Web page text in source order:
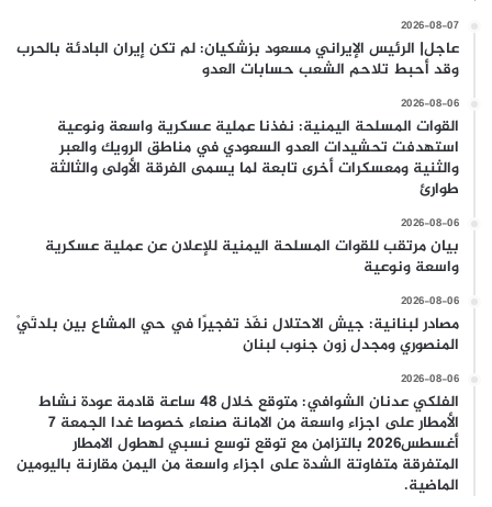
2026-08-07
عاجل| الرئيس الإيراني مسعود بزشكيان: لم تكن إيران البادئة بالحرب
وقد أحبط تلاحم الشعب حسابات العدو
2026-08-06
القوات المسلحة اليمنية: نفذنا عملية عسكرية واسعة ونوعية
استهدفت تحشيدات العدو السعودي في مناطق الرويك والعبر
والثنية ومعسكرات أخرى تابعة لما يسمى الفرقة الأولى والثالثة
طوارئ
2026-08-06
بيان مرتقب للقوات المسلحة اليمنية للإعلان عن عملية عسكرية
واسعة ونوعية
2026-08-06
مصادر لبنانية: جيش الاحتلال نفّذ تفجيرًا في حي المشاع بين بلدتَيْ
المنصوري ومجدل زون جنوب لبنان
2026-08-06
الفلكي عدنان الشوافي: متوقع خلال 48 ساعة قادمة عودة نشاط
الأمطار على اجزاء واسعة من الامانة صنعاء خصوصا غدا الجمعة 7
أغسطس2026 بالتزامن مع توقع توسع نسبي لهطول الامطار
المتفرقة متفاوتة الشدة على اجزاء واسعة من اليمن مقارنة باليومين
الماضية.